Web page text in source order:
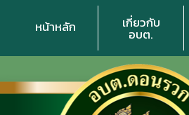
หน้าหลัก เกี่ยวกับ
อบต.